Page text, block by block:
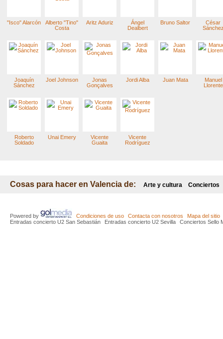
"Isco" Alarcón
Alberto "Tino"
Costa
Aritz Aduriz
Ángel
Dealbert
Bruno Saltor
César
Joaquín
Sánchez
Joel Johnson
Jonas
Gonçalves
Jordi Alba Juan Mata
Manuel
Llorente
Roberto
Soldado
Unai Emery
Vicente
Guaita
Vicente
Rodríguez
Cosas para hacer en Valencia de: Arte y cultura Conciertos
Powered by Condiciones de uso Contacta con nosotros
Mapa del sitio
Entradas concierto U2 San Sebastián
Entradas concierto U2 Sevilla Conciertos Sello